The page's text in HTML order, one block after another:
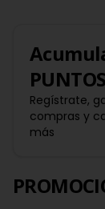
PUNTOS
Regístrate,
compras y
más